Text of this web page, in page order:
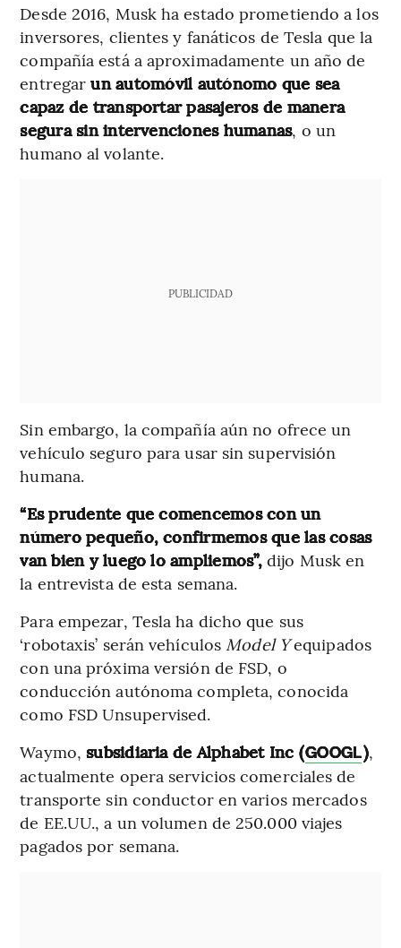
Desde 2016, Musk ha estado prometiendo a los
inversores, clientes y fanáticos de Tesla que la
compañía está a aproximadamente un año de
entregar un automóvil autónomo que sea
capaz de transportar pasajeros de manera
segura sin intervenciones humanas, o un
humano al volante.
PUBLICIDAD
Sin embargo, la compañía aún no ofrece un
vehículo seguro para usar sin supervisión
humana.
“Es prudente que comencemos con un
número pequeño, confirmemos que las cosas
van bien y luego lo ampliemos”,dijo Musk en
la entrevista de esta semana.
Para empezar, Tesla ha dicho que sus
‘robotaxis’ serán vehículos Model Yequipados
con una próxima versión de FSD, o
conducción autónoma completa, conocida
como FSD Unsupervised.
Waymo,subsidiaria de Alphabet Inc (GOOGL),
actualmente opera servicios comerciales de
transporte sin conductor en varios mercados
de EE.UU., a un volumen de 250.000 viajes
pagados por semana.